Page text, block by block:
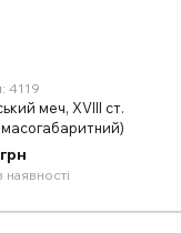
4119
меч, XVIII ст.